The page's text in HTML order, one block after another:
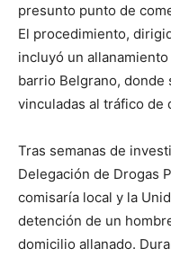
presunto punto de
El procedimiento,
incluyó un
barrio Belgrano, donde
vinculadas al tráfico de
Tras semanas de
Delegación de Drogas
comisaría local y la
detención de un
domicilio allanado.